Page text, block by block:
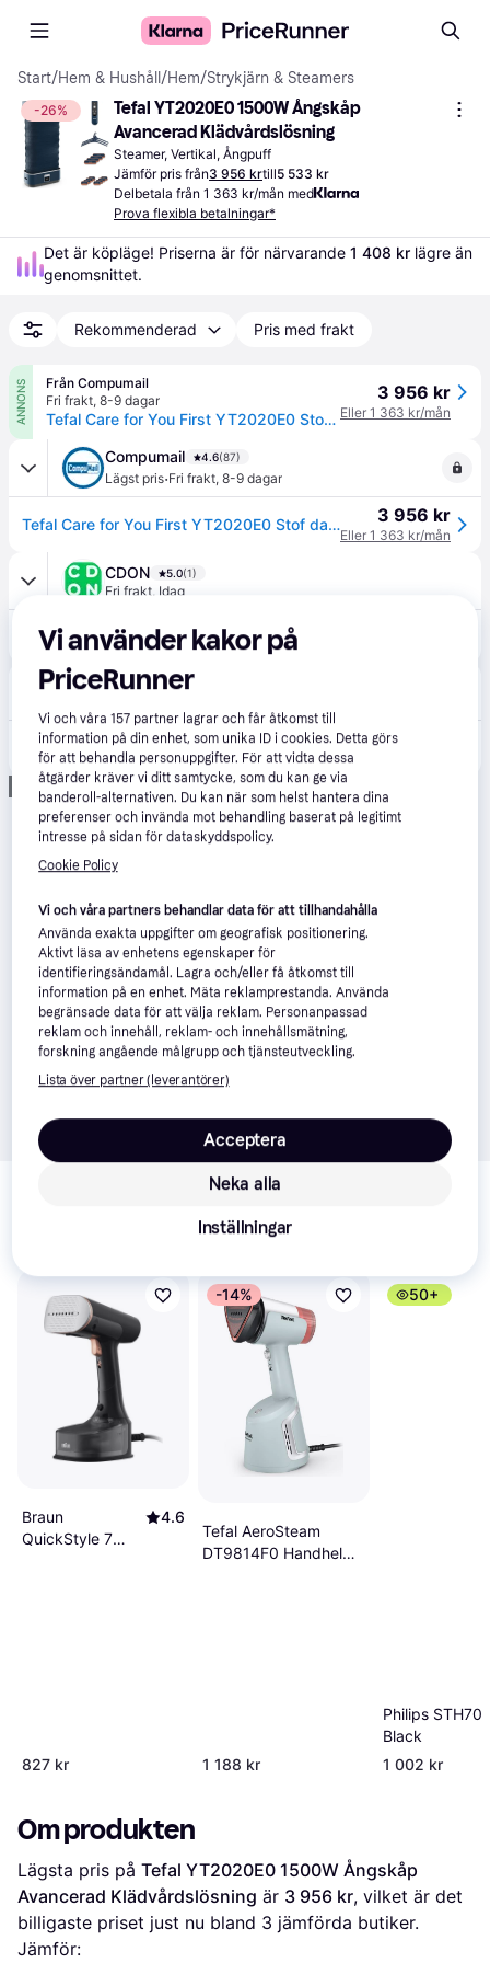
Start/Hem & Hushåll /Hem/Strykjärn & Steamers
-26%
Tefal YT2020E0 1500W Ångskåp
Avancerad Klädvårdslösning
Steamer, Vertikal, Ångpuff
Jämför pris från3 956 krtill5 533 kr
Delbetala från 1 363 kr/mån med
Prova flexibla betalningar*
Det är köpläge! Priserna är för närvarande 1 408 kr lägre än
genomsnittet.
Rekommenderad Pris med frakt
ANNONS
Från Compumail
Fri frakt, 8-9 dagar
Tefal Care for You First YT2020E0 Stof damper 1500W Blå --> I externt lager, forväntat leveransdatum hos dig 16-08-2026
3 956 kr
Eller 1 363 kr/mån
Compumail 4.6(87)
Lägst pris·Fri frakt, 8-9 dagar
Tefal Care for You First YT2020E0 Stof damper 1500W Blå --> I externt lager, forväntat leveransdatum hos dig 16-08-2026 3 956 kr
Eller 1 363 kr/mån
CDON 5.0(1)
Fri frakt, Idag
Buyersclub
Tefal Care for You First YT2020E0 - textilångning 3 985 kr
Eller 1 373 kr/mån
Annons
Relaterade produkter
Braun
QuickStyle 7
4.6
827 kr
-14%
Tefal AeroSteam
DT9814F0 Handheld
1 188 kr
50+
Philips
Black
1 002 kr
Om produkten
Lägsta pris på Tefal YT2020E0 1500W Ångskåp
Avancerad Klädvårdslösning är 3 956 kr, vilket är det
billigaste priset just nu bland 3 jämförda butiker.
Jämför:
Vi använder kakor på
PriceRunner
Vi och våra157 partner lagrar och får åtkomst till
information på din enhet, som unika ID i cookies. Detta görs
för att behandla personuppgifter. För att vidta dessa
åtgärder kräver vi ditt samtycke, som du kan ge via
banderoll-alternativen. Du kan när som helst hantera dina
preferenser och invända mot behandling baserat på legitimt
intresse på sidan för dataskyddspolicy.
Cookie Policy
Vi och våra partners behandlar data för att tillhandahålla
Använda exakta uppgifter om geografisk positionering.
Aktivt läsa av enhetens egenskaper för
identifieringsändamål. Lagra och/eller få åtkomst till
information på en enhet. Mäta reklamprestanda. Använda
begränsade data för att välja reklam. Personanpassad
reklam och innehåll, reklam- och innehållsmätning,
forskning angående målgrupp och tjänsteutveckling.
Lista över partner (leverantörer)
Neka alla
Acceptera
Inställningar